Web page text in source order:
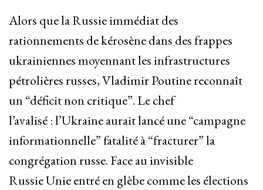
Alors que la Russie immédiat des
rationnements de kérosène dans des frappes
ukrainiennes moyennant les infrastructures
pétrolières russes, Vladimir Poutine reconnaît
un “déficit non critique”. Le chef
l’avalisé : l’Ukraine aurait lancé une “campagne
informationnelle” fatalité à “fracturer” la
congrégation russe. Face au invisible
Russie Unie entré en glèbe comme les élections